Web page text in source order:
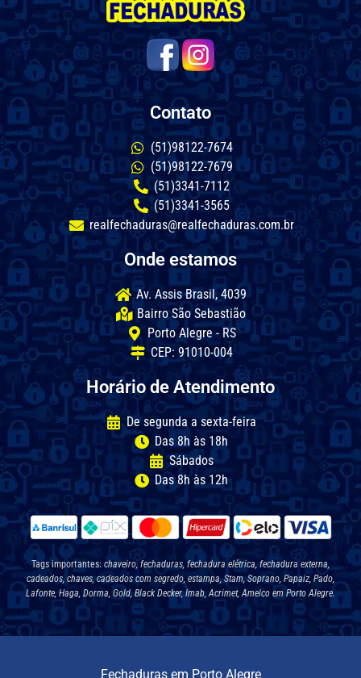
Contato
(51)98122-7674
(51)98122-7679
(51)3341-7112
(51)3341-3565
realfechaduras@realfechaduras.com.br
Onde estamos
Av. Assis Brasil, 4039
Bairro São Sebastião
Porto Alegre - RS
CEP: 91010-004
Horário de Atendimento
De segunda a sexta-feira
Das 8h às 18h
Sábados
Das 8h às 12h
Tags importantes: chaveiro, fechaduras, fechadura elétrica, fechadura externa,
cadeados, chaves, cadeados com segredo, estampa, Stam, Soprano, Papaiz, Pado,
Lafonte, Haga, Dorma, Gold, Black Decker, Imab, Acrimet, Amelco em Porto Alegre.
Fechaduras em Porto Alegre